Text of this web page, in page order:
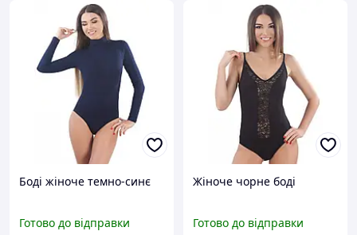
Боді жіноче темно-синє
Готово до відправки
Жіноче чорне боді
Готово до відправки